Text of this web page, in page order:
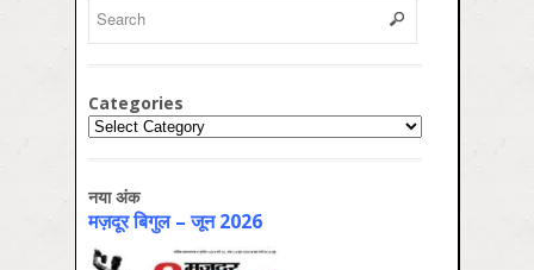
Categories
Categories
नया अंक
मज़दूर बिगुल – जून 2026